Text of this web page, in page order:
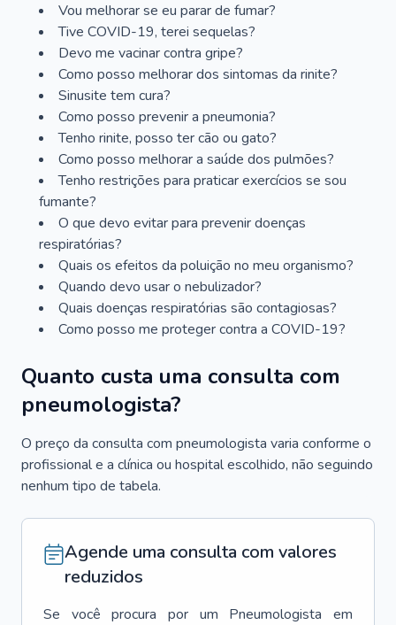
Vou melhorar se eu parar de fumar?
Tive COVID-19, terei sequelas?
Devo me vacinar contra gripe?
Como posso melhorar dos sintomas da rinite?
Sinusite tem cura?
Como posso prevenir a pneumonia?
Tenho rinite, posso ter cão ou gato?
Como posso melhorar a saúde dos pulmões?
Tenho restrições para praticar exercícios se sou
fumante?
O que devo evitar para prevenir doenças
respiratórias?
Quais os efeitos da poluição no meu organismo?
Quando devo usar o nebulizador?
Quais doenças respiratórias são contagiosas?
Como posso me proteger contra a COVID-19?
Quanto custa uma consulta com
pneumologista?
O preço da consulta com pneumologista varia conforme o
profissional e a clínica ou hospital escolhido, não seguindo
nenhum tipo de tabela.
Agende uma consulta com valores
reduzidos
Se você procura por um Pneumologista
em